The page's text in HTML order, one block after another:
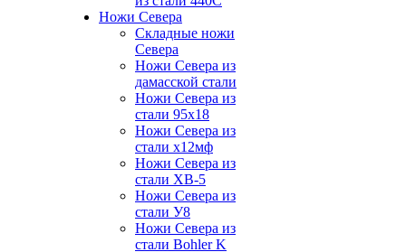
Ножи Севера
Складные ножи
Севера
Ножи Севера из
дамасской стали
Ножи Севера из
стали 95х18
Ножи Севера из
стали х12мф
Ножи Севера из
стали ХВ-5
Ножи Севера из
стали У8
Ножи Севера из
стали Bohler K